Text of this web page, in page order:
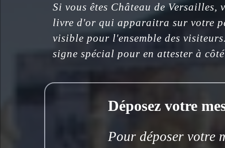
Si vous êtes Château de Versailles,
livre d'or qui apparaitra sur votre
visible pour l'ensemble des
signe spécial pour en attester à
Déposez votre
Pour déposer votre